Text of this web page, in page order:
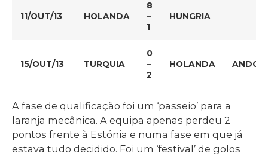
11/OUT/13 HOLANDA
8
–
1
HUNGRIA
15/OUT/13 TURQUIA
0
–
2
HOLANDA
A fase de qualificação foi um ‘passeio’ para a
laranja mecânica. A equipa apenas perdeu 2
pontos frente à Estónia e numa fase em que já
estava tudo decidido. Foi um ‘festival’ de golos